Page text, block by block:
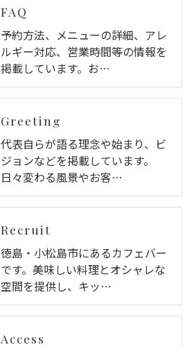
FAQ
予約方法、メニューの詳細、アレ
ルギー対応、営業時間等の情報を
掲載しています。お…
Greeting
代表自らが語る理念や始まり、ビ
ジョンなどを掲載しています。
日々変わる風景やお客…
Recruit
徳島・小松島市にあるカフェバー
です。美味しい料理とオシャレな
空間を提供し、キッ…
Access